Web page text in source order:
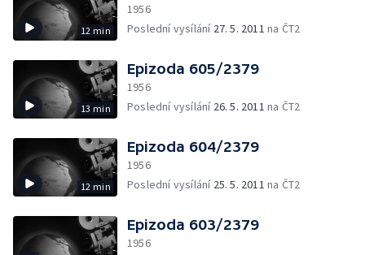
12 min
1956
Poslední vysílání 27. 5. 2011 na ČT2
13 min
Epizoda 605/2379
1956
Poslední vysílání 26. 5. 2011 na ČT2
12 min
Epizoda 604/2379
1956
Poslední vysílání 25. 5. 2011 na ČT2
Epizoda 603/2379
1956